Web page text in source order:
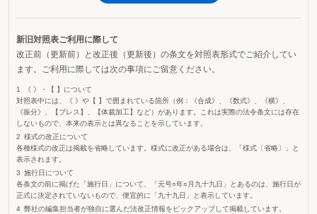
新旧対照表ご利用に際して
改正前（更新前）と改正後（更新後）の条文を対照表形式でご紹介してい
ます。ご利用に際しては次の事項にご留意ください。
《 》・【 】について
対照表中には、《 》や【 】で囲まれている箇所（例：《合成》、《数式》、《横》、
《振分》、【ブレス】、【体裁加工】など）があります。これは実際の法令条文には存在
しないもので、本来の表示とは異なることを示しています。
様式の改正について
各種様式の改正は掲載を省略しています。様式に改正がある場合は、「様式〔省略〕」と
表示されます。
施行日について
各条文の前に掲げた「施行日」について、「元号○年○月九十九日」とあるのは、施行日が
正式に決定されていないもので、便宜的に「九十九日」と表示しています。
弊社の編集担当者が独自に選んだ法改正情報をピックアップして掲載しています。